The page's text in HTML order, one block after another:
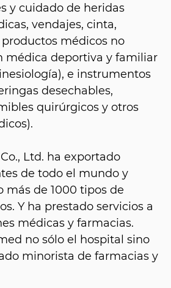
y cuidado de heridas
vendajes, cinta,
médicos no
médica deportiva y familiar
e instrumentos
desechables,
quirúrgicos y otros
Ltd. ha exportado
de todo el mundo y
más de 1000 tipos de
Y ha prestado servicios a
médicas y farmacias.
no sólo el hospital sino
minorista de farmacias y